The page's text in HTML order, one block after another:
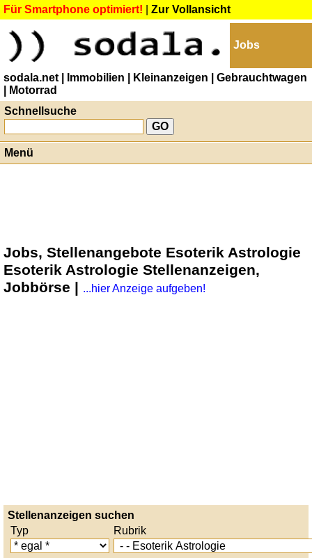
Für Smartphone optimiert! Zur Vollansicht
Jobs
sodala.net | Immobilien | Kleinanzeigen
| Gebrauchtwagen
| Motorrad
Schnellsuche
Menü
Jobs, Stellenangebote Esoterik Astrologie
Esoterik Astrologie Stellenanzeigen,
Jobbörse | ...hier Anzeige aufgeben!
Stellenanzeigen suchen
Typ
Rubrik